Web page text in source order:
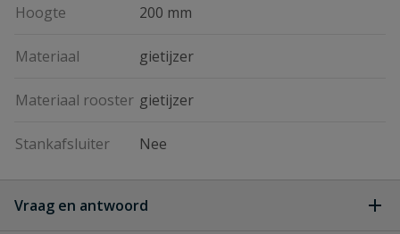
Hoogte 200 mm
Materiaal gietijzer
Materiaal rooster gietijzer
Stankafsluiter Nee
Vraag en antwoord